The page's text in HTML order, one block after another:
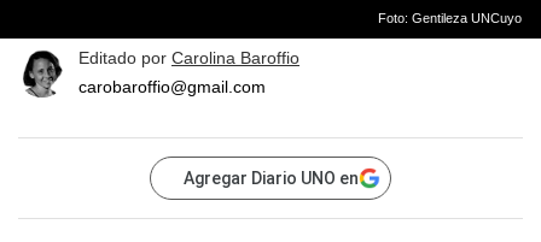
Foto: Gentileza UNCuyo
Editado por Carolina Baroffio
carobaroffio@gmail.com
Agregar Diario UNO en